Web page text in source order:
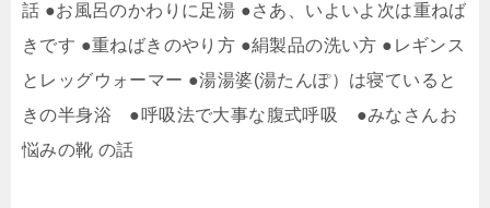
話 ●お風呂のかわりに足湯 ●さあ、いよいよ次は重ねば
きです ●重ねばきのやり方 ●絹製品の洗い方 ●レギンス
とレッグウォーマー ●湯湯婆(湯たんぽ）は寝ていると
きの半身浴 ●呼吸法で大事な腹式呼吸 ●みなさんお
悩みの靴 の話